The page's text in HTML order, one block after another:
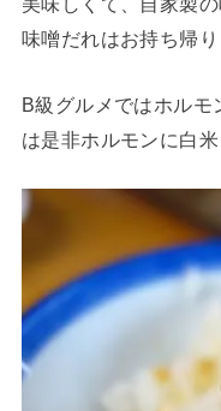
味噌だれはお持ち帰
B級グルメではホルモ
は是非ホルモンに白